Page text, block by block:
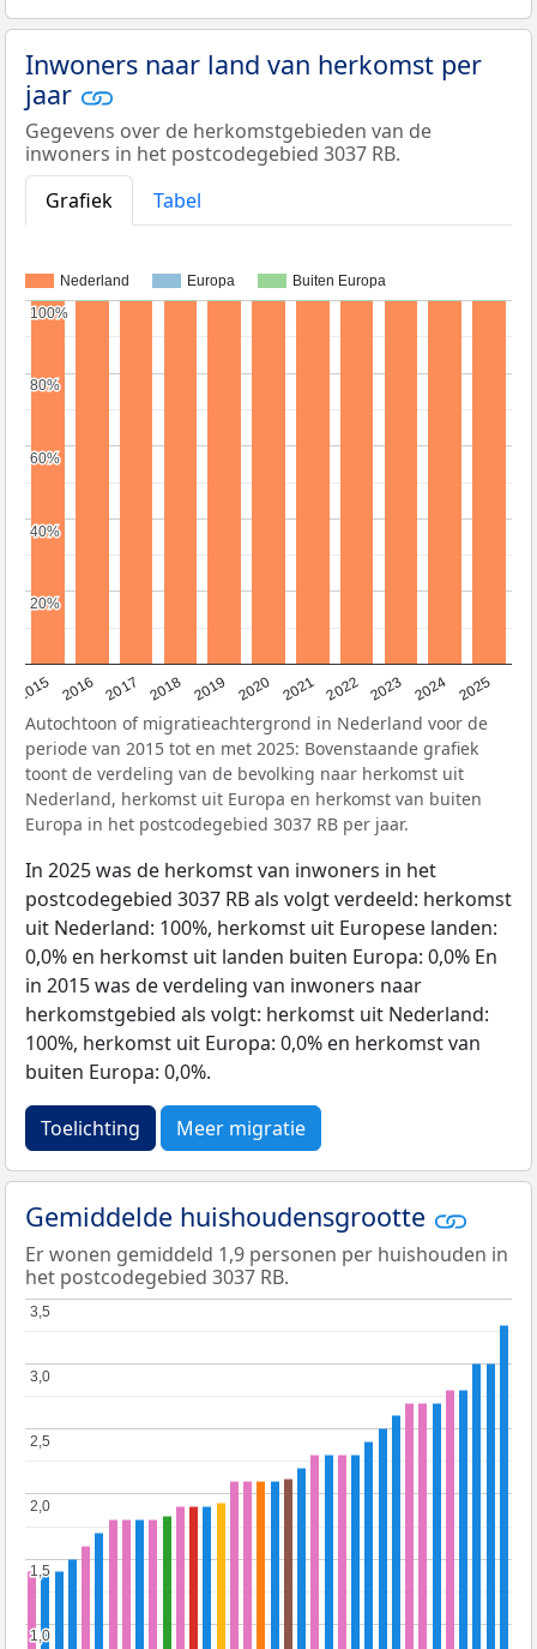
Inwoners naar land van herkomst per
jaar
Gegevens over de herkomstgebieden van de
inwoners in het postcodegebied 3037 RB.
Grafiek
Tabel
Nederland Europa Buiten Europa
2015 2016 2017 2018 2019 2020 2021 2022 2023 2024 2025
20%
20%
40%
40%
60%
60%
80%
80%
100%
100%
Autochtoon of migratieachtergrond in Nederland voor de
periode van 2015 tot en met 2025: Bovenstaande grafiek
toont de verdeling van de bevolking naar herkomst uit
Nederland, herkomst uit Europa en herkomst van buiten
Europa in het postcodegebied 3037 RB per jaar.
In 2025 was de herkomst van inwoners in het
postcodegebied 3037 RB als volgt verdeeld: herkomst
uit Nederland: 100%, herkomst uit Europese landen:
0,0% en herkomst uit landen buiten Europa: 0,0% En
in 2015 was de verdeling van inwoners naar
herkomstgebied als volgt: herkomst uit Nederland:
100%, herkomst uit Europa: 0,0% en herkomst van
buiten Europa: 0,0%.
Toelichting Meer migratie
Gemiddelde huishoudensgrootte
Er wonen gemiddeld 1,9 personen per huishouden in
het postcodegebied 3037 RB.
1,0
1,0
1,5
1,5
2,0
2,0
2,5
2,5
3,0
3,0
3,5
3,5